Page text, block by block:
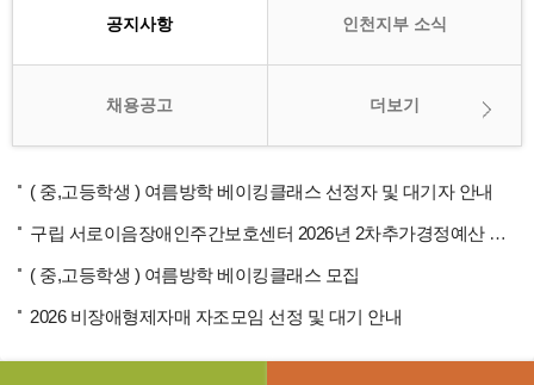
공지사항 인천지부 소식
채용공고 더보기
( 중,고등학생 ) 여름방학 베이킹클래스 선정자 및 대기자 안내
구립 서로이음장애인주간보호센터 2026년 2차추가경정예산 공고
( 중,고등학생 ) 여름방학 베이킹클래스 모집
2026 비장애형제자매 자조모임 선정 및 대기 안내